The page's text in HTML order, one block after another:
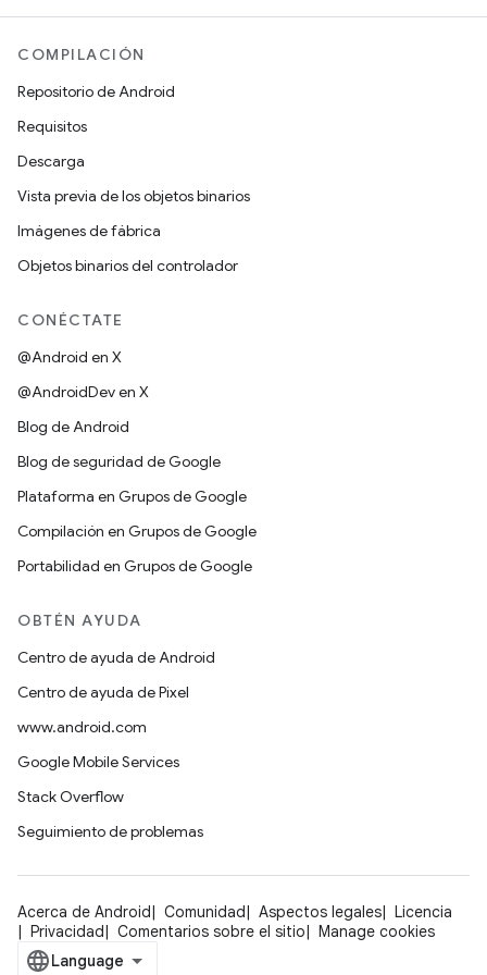
COMPILACIÓN
Repositorio de Android
Requisitos
Descarga
Vista previa de los objetos binarios
Imágenes de fábrica
Objetos binarios del controlador
CONÉCTATE
@Android en X
@AndroidDev en X
Blog de Android
Blog de seguridad de Google
Plataforma en Grupos de Google
Compilación en Grupos de Google
Portabilidad en Grupos de Google
OBTÉN AYUDA
Centro de ayuda de Android
Centro de ayuda de Pixel
www.android.com
Google Mobile Services
Stack Overflow
Seguimiento de problemas
Acerca de Android Comunidad Aspectos legales
Licencia
Privacidad
Comentarios sobre el sitio Manage cookies